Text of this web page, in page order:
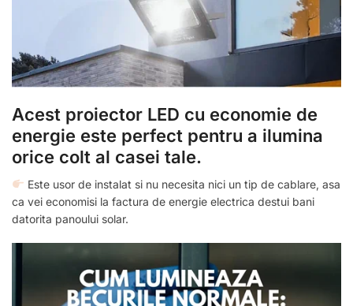
Acest proiector LED cu economie de
energie este perfect pentru a ilumina
orice colt al casei tale.
Este usor de instalat si nu necesita nici un tip de cablare, asa
ca vei economisi la factura de energie electrica destui bani
datorita panoului solar.